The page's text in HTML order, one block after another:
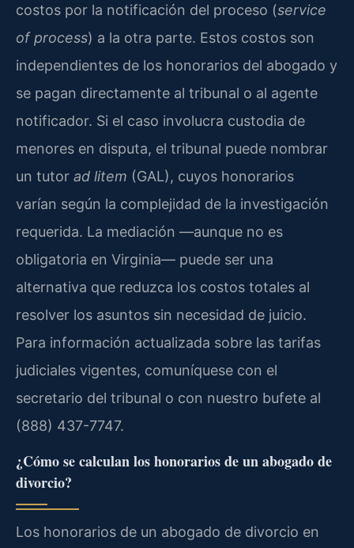
costos por la notificación del proceso (service
of process) a la otra parte. Estos costos son
independientes de los honorarios del abogado y
se pagan directamente al tribunal o al agente
notificador. Si el caso involucra custodia de
menores en disputa, el tribunal puede nombrar
un tutor ad litem (GAL), cuyos honorarios
varían según la complejidad de la investigación
requerida. La mediación —aunque no es
obligatoria en Virginia— puede ser una
alternativa que reduzca los costos totales al
resolver los asuntos sin necesidad de juicio.
Para información actualizada sobre las tarifas
judiciales vigentes, comuníquese con el
secretario del tribunal o con nuestro bufete al
(888) 437-7747.
¿Cómo se calculan los honorarios de un abogado de
divorcio?
Los honorarios de un abogado de divorcio en